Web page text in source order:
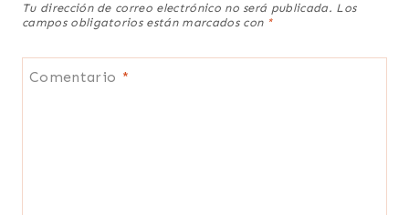
Tu dirección de correo electrónico no será publicada. Los
campos obligatorios están marcados con *
Comentario *